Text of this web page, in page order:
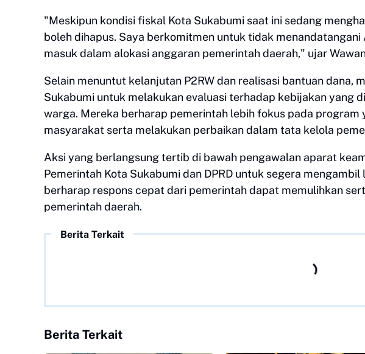
​"Meskipun kondisi fiskal Kota Sukabumi saat ini sedang
boleh dihapus. Saya berkomitmen untuk tidak
masuk dalam alokasi anggaran pemerintah daerah," ujar
​Selain menuntut kelanjutan P2RW dan realisasi bantuan dana,
Sukabumi untuk melakukan evaluasi terhadap kebijakan yang
warga. Mereka berharap pemerintah lebih fokus pada
masyarakat serta melakukan perbaikan dalam tata kelola
​Aksi yang berlangsung tertib di bawah pengawalan aparat
Pemerintah Kota Sukabumi dan DPRD untuk segera
berharap respons cepat dari pemerintah dapat memulihkan
pemerintah daerah.
Berita Terkait
Berita Terkait